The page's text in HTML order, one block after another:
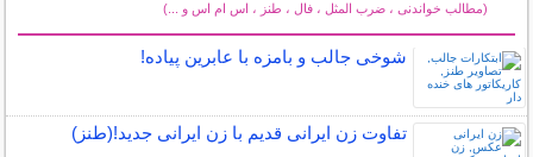
(مطالب خواندنی ، ضرب المثل ، فال ، طنز ، اس ام اس و ...)
شوخی جالب و بامزه با عابرین پیاده!
تفاوت زن ایرانی قدیم با زن ایرانی جدید!(طنز)